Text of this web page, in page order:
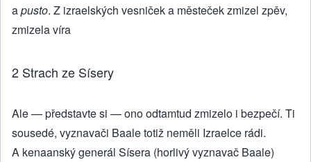
apusto. Z izraelských vesniček a městeček zmizel zpěv,
zmizela víra
2 Strach ze Sísery
Ale — představte si — ono odtamtud zmizelo i bezpečí. Ti
sousedé, vyznavači Baale totiž neměli Izraelce rádi.
A kenaanský generál Sísera (horlivý vyznavač Baale)